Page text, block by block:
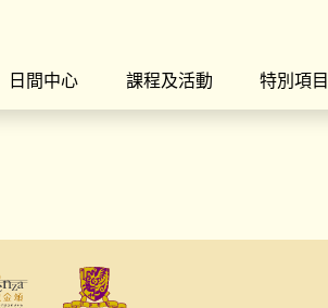
日間中心 課程及活動 特別項目